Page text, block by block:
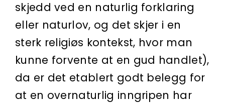
skjedd ved en naturlig forklaring
eller naturlov, og det skjer i en
sterk religiøs kontekst, hvor man
kunne forvente at en gud handlet),
da er det etablert godt belegg for
at en overnaturlig inngripen har